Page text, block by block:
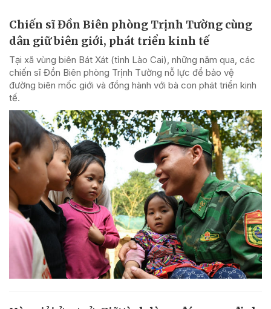
Chiến sĩ Đồn Biên phòng Trịnh Tường cùng
dân giữ biên giới, phát triển kinh tế
Tại xã vùng biên Bát Xát (tỉnh Lào Cai), những năm qua, các
chiến sĩ Đồn Biên phòng Trịnh Tường nỗ lực để bảo vệ
đường biên mốc giới và đồng hành với bà con phát triển kinh
tế.